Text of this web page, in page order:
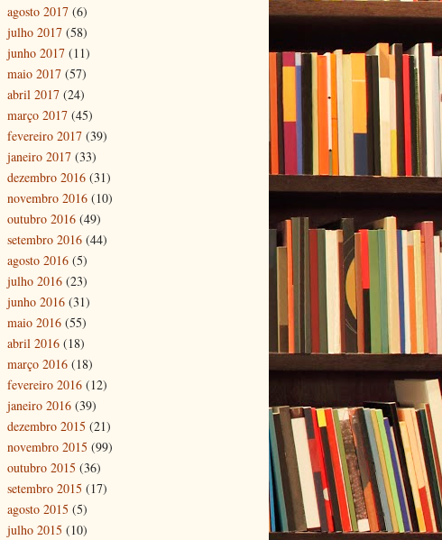
agosto 2017 (6)
julho 2017 (58)
junho 2017 (11)
maio 2017 (57)
abril 2017 (24)
março 2017 (45)
fevereiro 2017 (39)
janeiro 2017 (33)
dezembro 2016 (31)
novembro 2016 (10)
outubro 2016 (49)
setembro 2016 (44)
agosto 2016 (5)
julho 2016 (23)
junho 2016 (31)
maio 2016 (55)
abril 2016 (18)
março 2016 (18)
fevereiro 2016 (12)
janeiro 2016 (39)
dezembro 2015 (21)
novembro 2015 (99)
outubro 2015 (36)
setembro 2015 (17)
agosto 2015 (5)
julho 2015 (10)